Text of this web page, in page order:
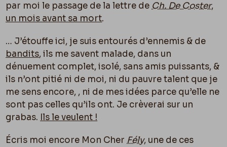
par moi le passage de la lettre deCh. De Coster,
un mois avant sa mort.
… J’étouffe ici, je suis entourés d’ennemis & de
bandits, ils me savent malade, dans un
dénuement complet, isolé, sans amis puissants, &
ils n’ont pitié ni de moi, ni du pauvre talent que je
me sens encore, , ni de mes idées parce qu’elle ne
sont pas celles qu’ils ont. Je crèverai sur un
grabas. Ils le veulent !
Écris moi encore Mon CherFély, une de ces